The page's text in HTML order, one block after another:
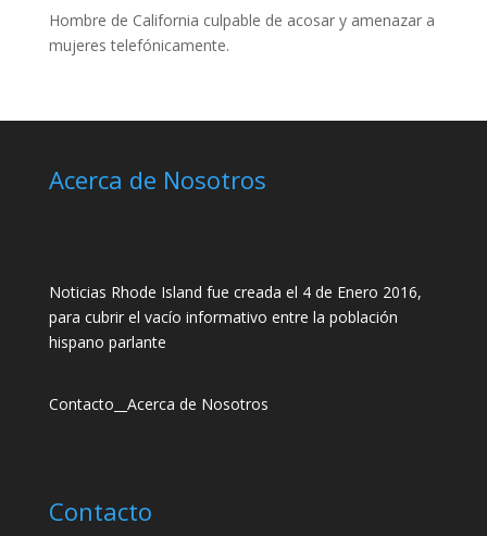
Hombre de California culpable de acosar y amenazar a
mujeres telefónicamente.
Acerca de Nosotros
Noticias Rhode Island fue creada el 4 de Enero 2016,
para cubrir el vacío informativo entre la población
hispano parlante
Contacto Acerca de Nosotros
Contacto